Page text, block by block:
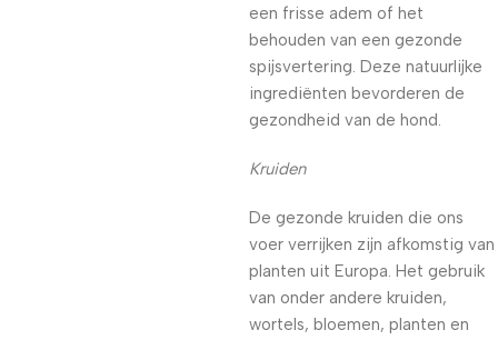
een frisse adem of het
behouden van een gezonde
spijsvertering. Deze natuurlijke
ingrediënten bevorderen de
gezondheid van de hond.
Kruiden
De gezonde kruiden die ons
voer verrijken zijn afkomstig van
planten uit Europa. Het gebruik
van onder andere kruiden,
wortels, bloemen, planten en